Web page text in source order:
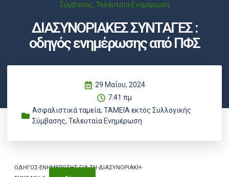
Σύμβασης, Τελευταία Ενημέρωση
ΔΙΑΣΥΝΟΡΙΑΚΕΣ ΣΥΝΤΑΓΕΣ :
οδηγός ενημέρωσης από ΠΦΣ
29 Μαΐου, 2024
7:41 πμ
Ασφαλιστικά ταμεία, ΤΑΜΕΙΑ εκτός Συλλογικής
Σύμβασης, Τελευταία Ενημέρωση
ΟΔΗΓΟΣ-ΕΝΗΜΕΡΩΣΗΣ-ΓΙΑ-ΤΗ-ΔΙΑΣΥΝΟΡΙΑΚΗ-